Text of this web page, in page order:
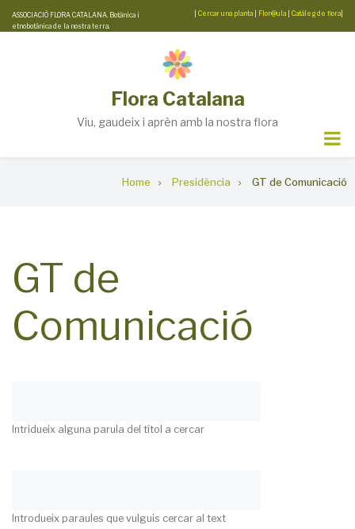
Skip
to
ASSOCIACIÓ FLORA CATALANA. Botànica i
etnobotànica de la nostra terra.
Cercar una planta Flor@ula Catàleg de flora
Flora Catalana
Viu, gaudeix i aprèn amb la nostra flora
Home Presidència GT de Comunicació
GT de
Comunicació
Intridueix alguna parula del títol a cercar
Introdueix paraules que vulguis cercar al text